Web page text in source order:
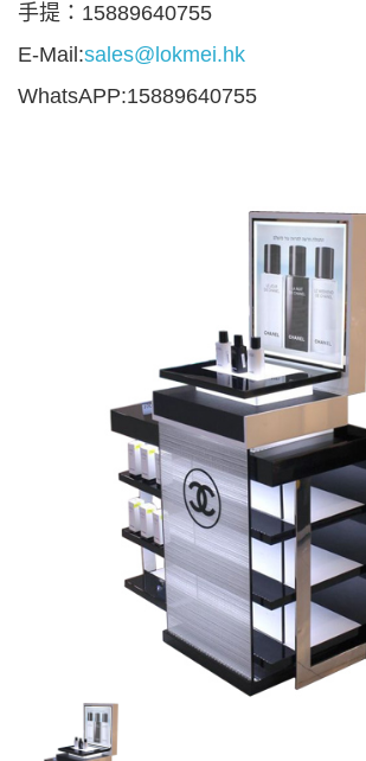
手提：15889640755
E-Mail:sales@lokmei.hk
WhatsAPP:15889640755